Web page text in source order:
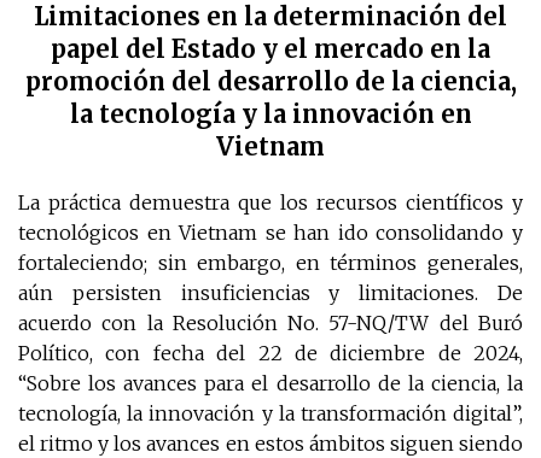
Limitaciones en la determinación del
papel del Estado y el mercado en la
promoción del desarrollo de la ciencia,
la tecnología y la innovación en
Vietnam
La práctica demuestra que los recursos científicos y
tecnológicos en Vietnam se han ido consolidando y
fortaleciendo; sin embargo, en términos generales,
aún persisten insuficiencias y limitaciones. De
acuerdo con la Resolución No. 57-NQ/TW del Buró
Político, con fecha del 22 de diciembre de 2024,
“Sobre los avances para el desarrollo de la ciencia, la
tecnología, la innovación y la transformación digital”,
el ritmo y los avances en estos ámbitos siguen siendo